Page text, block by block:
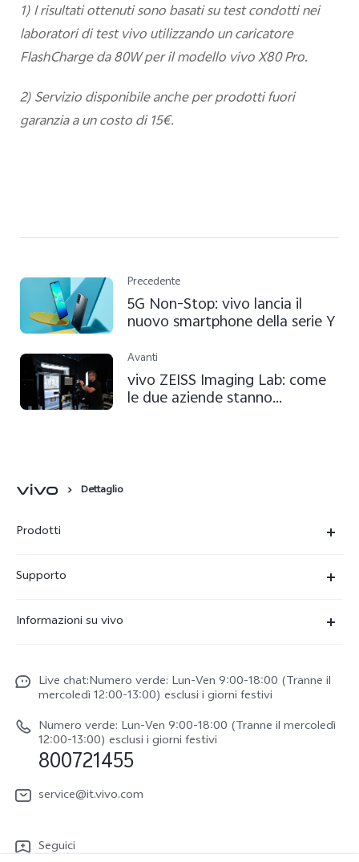
1) I risultati ottenuti sono basati su test condotti nei
laboratori di test vivo utilizzando un caricatore
FlashCharge da 80W per il modello vivo X80 Pro.
2) Servizio disponibile anche per prodotti fuori
garanzia a un costo di 15€.
Precedente
5G Non-Stop: vivo lancia il
nuovo smartphone della serie Y
Avanti
vivo ZEISS Imaging Lab: come
le due aziende stanno
Dettaglio
Prodotti
X300
V70 FE
vivo Watch GT 2
Y31 5G
vivo Buds Air3
Supporto
Funtouch OS
Aggiornamento del sistema
Manuale utente
Informazioni sulla Garanzia
Scarica le LUT per il ripristino di Log
Informazioni su vivo
Lavori con noi
Netiquette vivo
Note legali
Chi siamo
Centro per la privacy di vivo
Live chat:Numero verde: Lun-Ven 9:00-18:00 (Tranne il
mercoledì 12:00-13:00) esclusi i giorni festivi
Numero verde: Lun-Ven 9:00-18:00 (Tranne il mercoledì
12:00-13:00) esclusi i giorni festivi
800721455
service@it.vivo.com
Seguici